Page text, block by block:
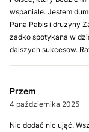
wspaniale. Jestem
Pana Pabis i druzyny
zadko spotykana w
dalszych sukcesow.
Przem
4 października 2025
Nic dodać nic ująć.